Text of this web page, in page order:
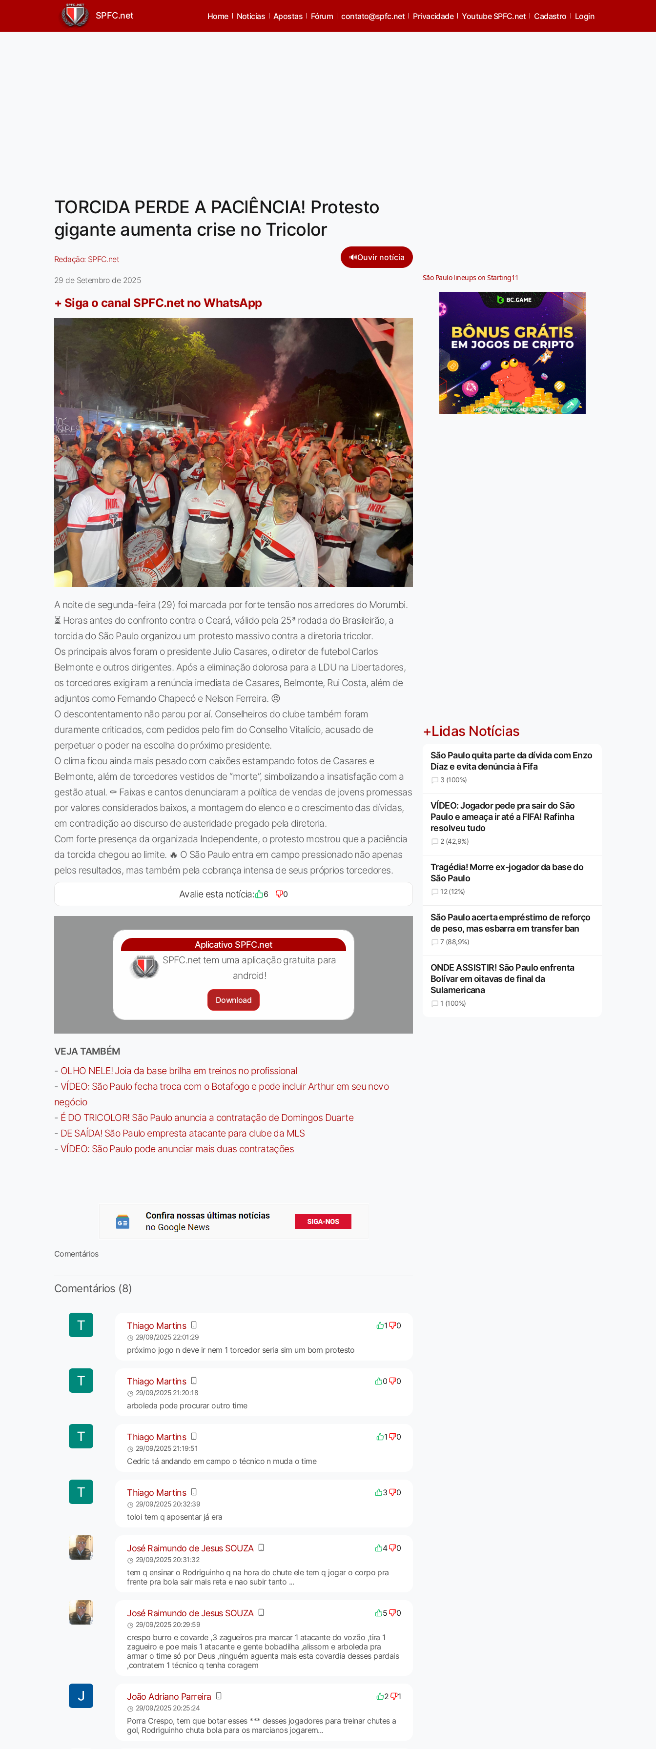
SPFC.net Home Noticias Apostas Fórum contato@spfc.net Privacidade Youtube SPFC.net Cadastro Login
TORCIDA PERDE A PACIÊNCIA! Protesto
gigante aumenta crise no Tricolor
Redação: SPFC.net 🔊Ouvir notícia
29 de Setembro de 2025
+ Siga o canal SPFC.net no WhatsApp
A noite de segunda-feira (29) foi marcada por forte tensão nos arredores do Morumbi.
⏳ Horas antes do confronto contra o Ceará, válido pela 25ª rodada do Brasileirão, a
torcida do São Paulo organizou um protesto massivo contra a diretoria tricolor.
Os principais alvos foram o presidente Julio Casares, o diretor de futebol Carlos
Belmonte e outros dirigentes. Após a eliminação dolorosa para a LDU na Libertadores,
os torcedores exigiram a renúncia imediata de Casares, Belmonte, Rui Costa, além de
adjuntos como Fernando Chapecó e Nelson Ferreira. 😠
O descontentamento não parou por aí. Conselheiros do clube também foram
duramente criticados, com pedidos pelo fim do Conselho Vitalício, acusado de
perpetuar o poder na escolha do próximo presidente.
O clima ficou ainda mais pesado com caixões estampando fotos de Casares e
Belmonte, além de torcedores vestidos de “morte”, simbolizando a insatisfação com a
gestão atual. ⚰️ Faixas e cantos denunciaram a política de vendas de jovens promessas
por valores considerados baixos, a montagem do elenco e o crescimento das dívidas,
em contradição ao discurso de austeridade pregado pela diretoria.
Com forte presença da organizada Independente, o protesto mostrou que a paciência
da torcida chegou ao limite. 🔥 O São Paulo entra em campo pressionado não apenas
pelos resultados, mas também pela cobrança intensa de seus próprios torcedores.
Avalie esta notícia: 6 0
Aplicativo SPFC.net
SPFC.net tem uma aplicação gratuita para
android!
Download
VEJA TAMBÉM
- OLHO NELE! Joia da base brilha em treinos no profissional
- VÍDEO: São Paulo fecha troca com o Botafogo e pode incluir Arthur em seu novo
negócio
- É DO TRICOLOR! São Paulo anuncia a contratação de Domingos Duarte
- DE SAÍDA! São Paulo empresta atacante para clube da MLS
- VÍDEO: São Paulo pode anunciar mais duas contratações
Comentários
Comentários (8)
Thiago Martins 1 0
29/09/2025 22:01:29
próximo jogo n deve ir nem 1 torcedor seria sim um bom protesto
Thiago Martins 0 0
29/09/2025 21:20:18
arboleda pode procurar outro time
Thiago Martins 1 0
29/09/2025 21:19:51
Cedric tá andando em campo o técnico n muda o time
Thiago Martins 3 0
29/09/2025 20:32:39
toloi tem q aposentar já era
José Raimundo de Jesus SOUZA 4 0
29/09/2025 20:31:32
tem q ensinar o Rodriguinho q na hora do chute ele tem q jogar o corpo pra
frente pra bola sair mais reta e nao subir tanto ...
José Raimundo de Jesus SOUZA 5 0
29/09/2025 20:29:59
crespo burro e covarde ,3 zagueiros pra marcar 1 atacante do vozão ,tira 1
zagueiro e poe mais 1 atacante e gente bobadilha ,alissom e arboleda pra
armar o time só por Deus ,ninguém aguenta mais esta covardia desses pardais
,contratem 1 técnico q tenha coragem
João Adriano Parreira 2 1
29/09/2025 20:25:24
Porra Crespo, tem que botar esses *** desses jogadores para treinar chutes a
gol, Rodriguinho chuta bola para os marcianos jogarem...
São Paulo lineups on Starting11
Jogue com responsabilidade. 18+
+Lidas Notícias
São Paulo quita parte da dívida com Enzo
Díaz e evita denúncia à Fifa
3 (100%)
VÍDEO: Jogador pede pra sair do São
Paulo e ameaça ir até a FIFA! Rafinha
resolveu tudo
2 (42,9%)
Tragédia! Morre ex-jogador da base do
São Paulo
12 (12%)
São Paulo acerta empréstimo de reforço
de peso, mas esbarra em transfer ban
7 (88,9%)
ONDE ASSISTIR! São Paulo enfrenta
Bolívar em oitavas de final da
Sulamericana
1 (100%)